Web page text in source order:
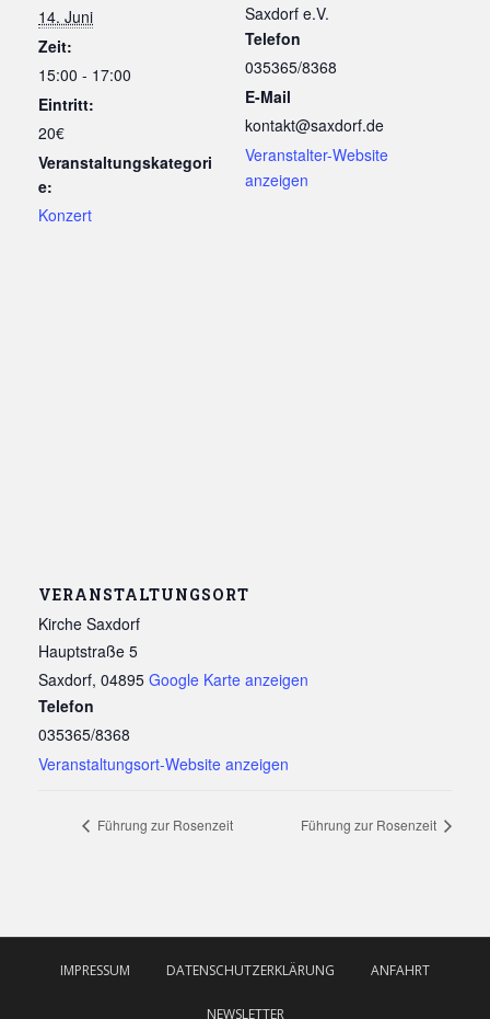
14. Juni
Zeit:
15:00 - 17:00
Eintritt:
20€
Veranstaltungskategori
e:
Konzert
Saxdorf e.V.
Telefon
035365/8368
E-Mail
kontakt@saxdorf.de
Veranstalter-Website
anzeigen
VERANSTALTUNGSORT
Kirche Saxdorf
Hauptstraße 5
Saxdorf, 04895 Google Karte anzeigen
Telefon
035365/8368
Veranstaltungsort-Website anzeigen
Führung zur Rosenzeit Führung zur Rosenzeit
IMPRESSUM DATENSCHUTZERKLÄRUNG ANFAHRT
NEWSLETTER